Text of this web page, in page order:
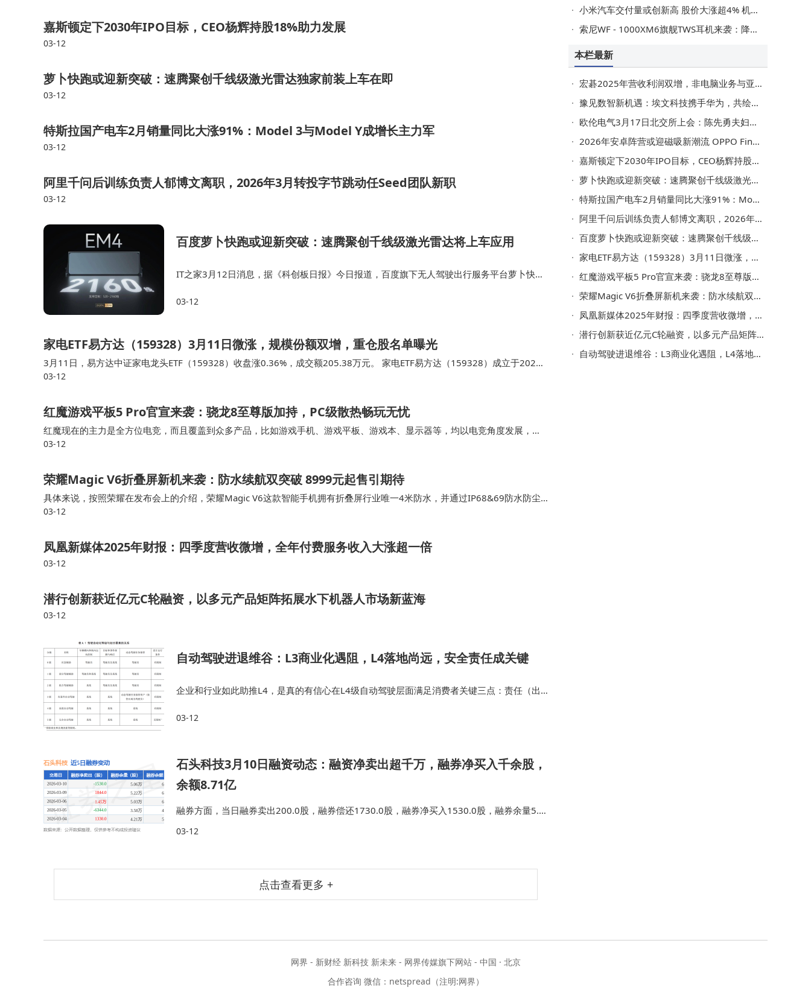
嘉斯顿定下2030年IPO目标，CEO杨辉持股18%助力发展
03-12
萝卜快跑或迎新突破：速腾聚创千线级激光雷达独家前装上车在即
03-12
特斯拉国产电车2月销量同比大涨91%：Model 3与Model Y成增长主力军
03-12
阿里千问后训练负责人郁博文离职，2026年3月转投字节跳动任Seed团队新职
03-12
百度萝卜快跑或迎新突破：速腾聚创千线级激光雷达将上车应用
IT之家3月12日消息，据《科创板日报》今日报道，百度旗下无人驾驶出行服务平台萝卜快
其新一代前装量产Robotaxi车型提供“…
03-12
家电ETF易方达（159328）3月11日微涨，规模份额双增，重仓股名单曝光
3月11日，易方达中证家电龙头ETF（159328）收盘涨0.36%，成交额205.38万元。 家电ETF易方达（159328）成立于2024
年11月7日，基金全称为易方达中证家电龙头交易型开放式指数证券投…
03-12
红魔游戏平板5 Pro官宣来袭：骁龙8至尊版加持，PC级散热畅玩无忧
红魔现在的主力是全方位电竞，而且覆盖到众多产品，比如游戏手机、游戏平板、游戏本、显示器等，均以电竞角度发展，尤
其是性能、高刷、散热等方面。在新一代红魔11系列上，就可以体验到处理器的性能表现，对比上一代，可谓…
03-12
荣耀Magic V6折叠屏新机来袭：防水续航双突破 8999元起售引期待
具体来说，按照荣耀在发布会上的介绍，荣耀Magic V6这款智能手机拥有折叠屏行业唯一4米防水，并通过IP68&69防水防尘
认证，号称是最可靠的折叠屏。对此，在笔者看来，因为主要面向于高端智能手机用户，这促…
03-12
凤凰新媒体2025年财报：四季度营收微增，全年付费服务收入大涨超一倍
03-12
潜行创新获近亿元C轮融资，以多元产品矩阵拓展水下机器人市场新蓝海
03-12
自动驾驶进退维谷：L3商业化遇阻，L4落地尚远，安全责任成关键
企业和行业如此助推L4，是真的有信心在L4级自动驾驶层面满足消费者关键三点：责任（出
把“智能化的下半场”的故事，继续讲下去？L5…
03-12
石头科技3月10日融资动态：融资净卖出超千万，融券净买入千余股，
余额8.71亿
融券方面，当日融券卖出200.0股，融券偿还1730.0股，融券净买入1530.0股，融券余量5.0
6万股。 融资融券余额8.71亿元，较昨日下滑1.46%。包括券商对投资者的融资、融券和金融
03-12
点击查看更多 +
小米汽车交付量或创新高 股价大涨超4% 机构看好目标价升至47港元
索尼WF - 1000XM6旗舰TWS耳机来袭：降噪音质双升级，佩戴体验再优化
本栏最新
宏碁2025年营收利润双增，非电脑业务与亚太市场成增长新引擎
豫见数智新机遇：埃文科技携手华为，共绘河南数智化转型新蓝图
欧伦电气3月17日北交所上会：陈先勇夫妇控股近99%，妻子财务背景履职董事
2026年安卓阵营或迎磁吸新潮流 OPPO Find X10系列有望成先行者
嘉斯顿定下2030年IPO目标，CEO杨辉持股18%助力发展
萝卜快跑或迎新突破：速腾聚创千线级激光雷达独家前装上车在即
特斯拉国产电车2月销量同比大涨91%：Model 3与Model Y成增长主力军
阿里千问后训练负责人郁博文离职，2026年3月转投字节跳动任Seed团队新职
百度萝卜快跑或迎新突破：速腾聚创千线级激光雷达将上车应用
家电ETF易方达（159328）3月11日微涨，规模份额双增，重仓股名单曝光
红魔游戏平板5 Pro官宣来袭：骁龙8至尊版加持，PC级散热畅玩无忧
荣耀Magic V6折叠屏新机来袭：防水续航双突破 8999元起售引期待
凤凰新媒体2025年财报：四季度营收微增，全年付费服务收入大涨超一倍
潜行创新获近亿元C轮融资，以多元产品矩阵拓展水下机器人市场新蓝海
自动驾驶进退维谷：L3商业化遇阻，L4落地尚远，安全责任成关键
网界 - 新财经 新科技 新未来 - 网界传媒旗下网站 - 中国 · 北京
合作咨询 微信：netspread（注明:网界）